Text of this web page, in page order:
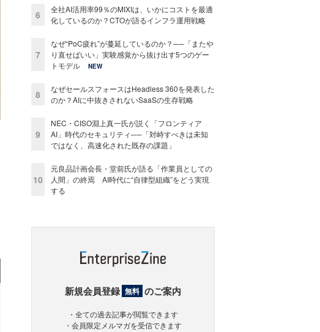
6
全社AI活用率99％のMIXIは、いかにコストを最適
化しているのか？CTOが語るインフラ運用戦略
7
なぜ“PoC疲れ”が蔓延しているのか？──「またや
り直せばいい」実験感覚から抜け出す5つのゲー
トモデル
NEW
8
なぜセールスフォースはHeadless 360を発表した
のか？AIに中抜きされないSaaSの生存戦略
9
NEC・CISO淵上真一氏が説く「フロンティア
AI」時代のセキュリティ──「対峙すべきは未知
ではなく、高速化された既存の課題」
10
元良品計画会長・堂前氏が語る「作業員としての
人間」の終焉 AI時代に“自律型組織”をどう実現
する
新規会員登録 無料 のご案内
・全ての過去記事が閲覧できます
・会員限定メルマガを受信できます